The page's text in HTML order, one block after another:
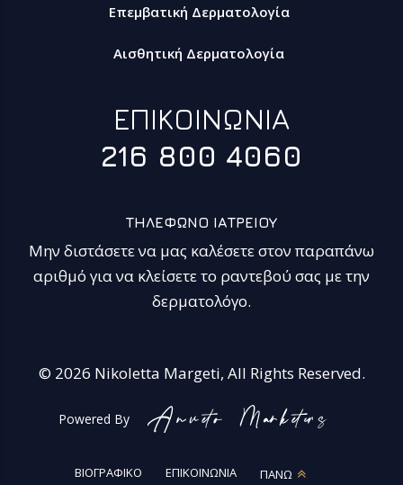
Επεμβατική Δερματολογία
Αισθητική Δερματολογία
ΕΠΙΚΟΙΝΩΝΙΑ
216 800 4060
ΤΗΛΕΦΩΝΟ ΙΑΤΡΕΙΟΥ
Μην διστάσετε να μας καλέσετε στον παραπάνω
αριθμό για να κλείσετε το ραντεβού σας με την
δερματολόγο.
© 2026 Nikoletta Margeti, All Rights Reserved.
Powered By
ΒΙΟΓΡΑΦΙΚΟ ΕΠΙΚΟΙΝΩΝΙΑ ΠΑΝΩ